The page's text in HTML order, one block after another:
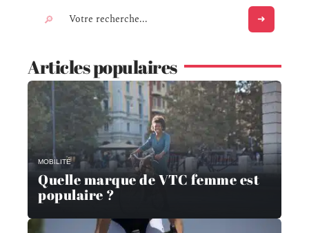
Articles populaires
MOBILITÉ
Quelle marque de VTC femme est
populaire ?